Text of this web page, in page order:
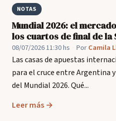
NOTAS
Mundial 2026: el
los cuartos de final de la
08/07/2026 11:30 hs PorCamila
Las casas de apuestas
para el cruce entre Argentina
del Mundial 2026. Qué...
Leer más →